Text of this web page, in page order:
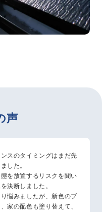
声
スのタイミングはまだ先
した。
を放置するリスクを聞い
決断しました。
悩みましたが、新色のブ
家の配色も塗り替えて、